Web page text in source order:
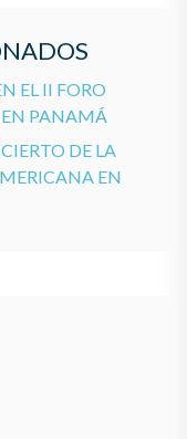
EL II FORO
PANAMÁ
DE LA
EN